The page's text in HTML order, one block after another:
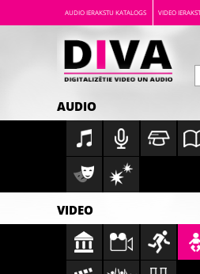
AUDIO IERAKSTU KATALOGS VIDEO
AUDIO
VIDEO